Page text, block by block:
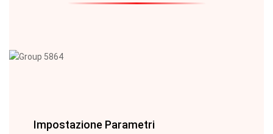
Impostazione Parametri